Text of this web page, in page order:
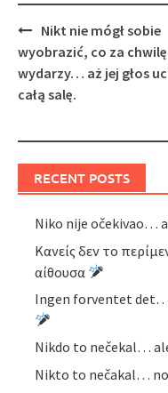
Post
navigation
Nikt nie mógł sobie
wyobrazić, co za chwilę
wydarzy… aż jej głos
całą salę.
RECENT POSTS
Niko nije očekivao…
Κανείς δεν το
αίθουσα
Ingen forventet
Nikdo to nečekal…
Nikto to nečakal…